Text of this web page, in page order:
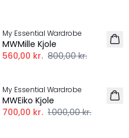
My Essential Wardrobe
MWMille Kjole
560,00 kr. 800,00 kr.
My Essential Wardrobe
MWEiko Kjole
700,00 kr. 1.000,00 kr.